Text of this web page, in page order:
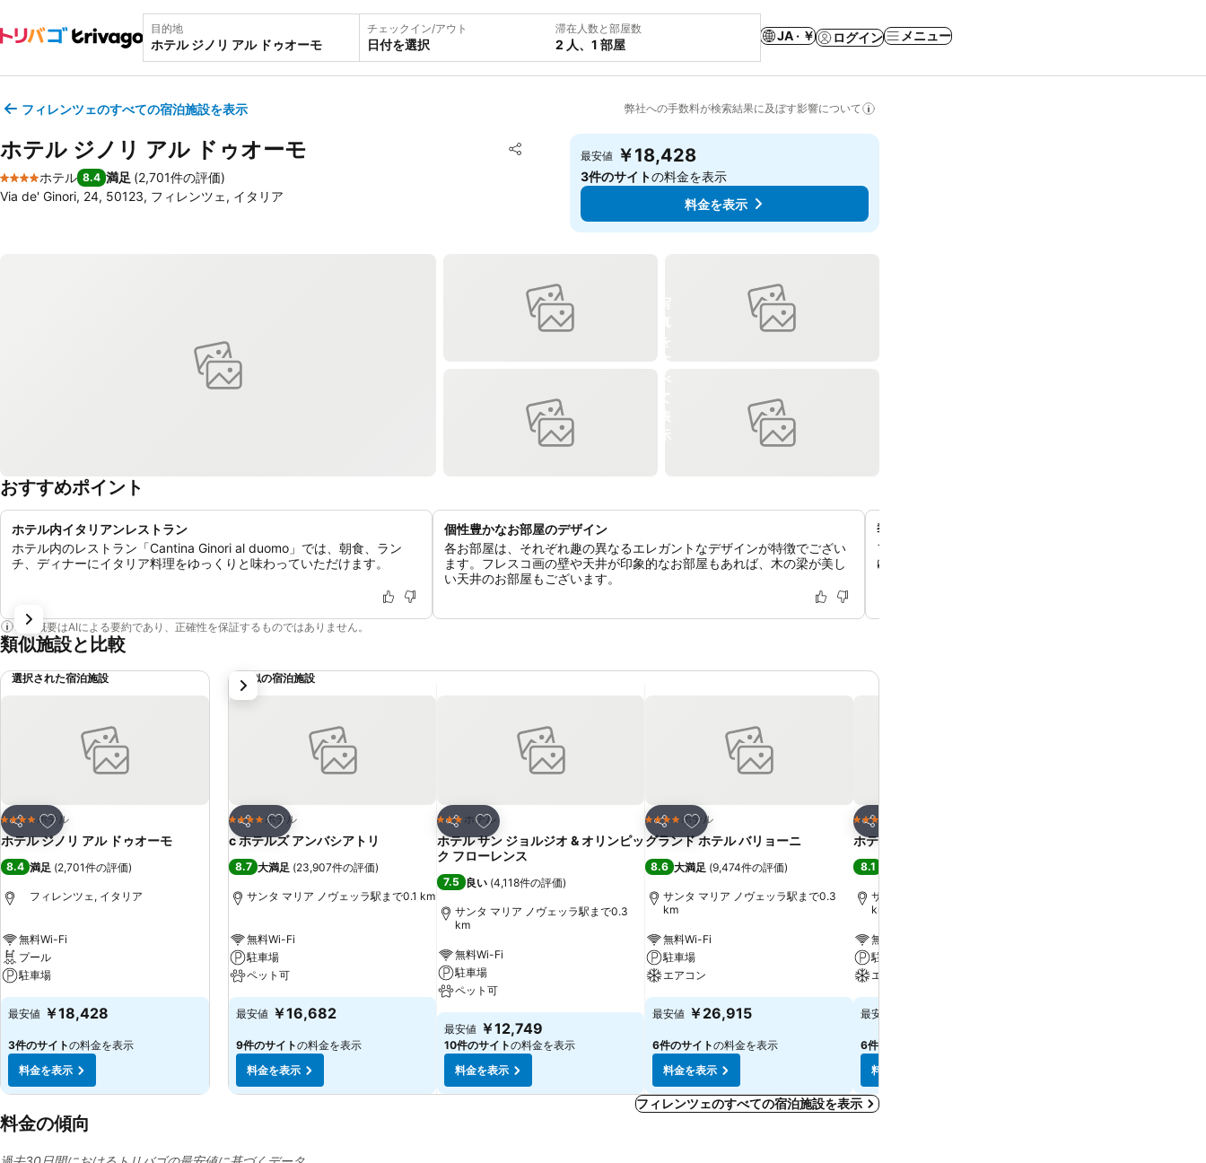
目的地 チェックイン/アウト
日付を選択
滞在人数と部屋数
2 人、1 部屋
JA · ￥ ログイン メニュー
フィレンツェのすべての宿泊施設を表示 弊社への手数料が検索結果に及ぼす影響について
ホテル ジノリ アル ドゥオーモ シェア
お気に入りに追加
4 ホテルのランク
ホテル 8.4 満足 (2,701件の評価)
Via de' Ginori, 24, 50123, フィレンツェ, イタリア
最安値 ￥18,428
3件のサイトの料金を表示
料金を表示
おすすめポイント
ホテル内イタリアンレストラン
ホテル内のレストラン「Cantina Ginori al duomo」では、朝食、ラン
チ、ディナーにイタリア料理をゆっくりと味わっていただけます。
個性豊かなお部屋のデザイン
各お部屋は、それぞれ趣の異なるエレガントなデザインが特徴でござい
ます。フレスコ画の壁や天井が印象的なお部屋もあれば、木の梁が美し
い天井のお部屋もございます。
季節限定の屋外プールと庭園
フィレンツェ散策の後は、季節限定の屋外プールがある
ゆったりとお過ごしいただけます。
この概要はAIによる要約であり、正確性を保証するものではありません。
類似施設と比較
選択された宿泊施設
シェア
お気に入りに追加
4 ホテルのランク
ホテル
ホテル ジノリ アル ドゥオーモ
8.4 満足 (2,701件の評価)
フィレンツェ, イタリア
無料Wi-Fi
プール
駐車場
最安値 ￥18,428
3件のサイトの料金を表示
料金を表示
類似の宿泊施設
シェア
お気に入りに追加
4 ホテルのランク
ホテル
c ホテルズ アンバシアトリ
8.7 大満足 (23,907件の評価)
サンタ マリア ノヴェッラ駅まで0.1 km
無料Wi-Fi
駐車場
ペット可
最安値 ￥16,682
9件のサイトの料金を表示
料金を表示
シェア
お気に入りに追加
3 ホテルのランク
ホテル
ホテル サン ジョルジオ & オリンピッ
ク フローレンス
7.5 良い (4,118件の評価)
サンタ マリア ノヴェッラ駅まで0.3
km
無料Wi-Fi
駐車場
ペット可
最安値 ￥12,749
10件のサイトの料金を表示
料金を表示
シェア
お気に入りに追加
4 ホテルのランク
ホテル
グランド ホテル バリョーニ
8.6 大満足 (9,474件の評価)
サンタ マリア ノヴェッラ駅まで0.3
km
無料Wi-Fi
駐車場
エアコン
最安値 ￥26,915
6件のサイトの料金を表示
料金を表示
シェア
3 ホテルのランク
ホテル デッレ ナツィオーニ
8.1
サンタ マリア ノヴェッラ駅まで0.3
km
無料Wi-Fi
駐車場
エアコン
最安値
6件のサイト
料金を表示
次
フィレンツェのすべての宿泊施設を表示
料金の傾向